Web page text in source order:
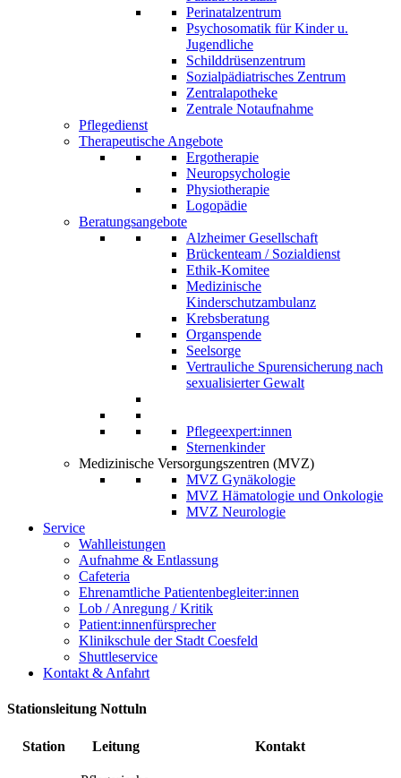
Perinatalzentrum
Psychosomatik für Kinder u.
Jugendliche
Schilddrüsenzentrum
Sozialpädiatrisches Zentrum
Zentralapotheke
Zentrale Notaufnahme
Pflegedienst
Therapeutische Angebote
Ergotherapie
Neuropsychologie
Physiotherapie
Logopädie
Beratungsangebote
Alzheimer Gesellschaft
Brückenteam / Sozialdienst
Ethik-Komitee
Medizinische
Kinderschutzambulanz
Krebsberatung
Organspende
Seelsorge
Vertrauliche Spurensicherung nach
sexualisierter Gewalt
Pflegeexpert:innen
Sternenkinder
Medizinische Versorgungszentren (MVZ)
MVZ Gynäkologie
MVZ Hämatologie und Onkologie
MVZ Neurologie
Service
Wahlleistungen
Aufnahme & Entlassung
Cafeteria
Ehrenamtliche Patientenbegleiter:innen
Lob / Anregung / Kritik
Patient:innenfürsprecher
Klinikschule der Stadt Coesfeld
Shuttleservice
Kontakt & Anfahrt
Stationsleitung Nottuln
Station Leitung Kontakt